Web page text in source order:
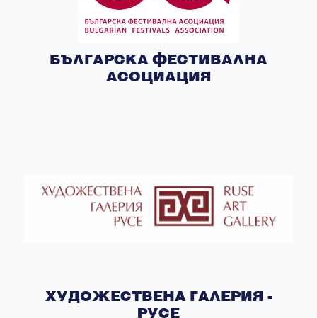
БЪЛГАРСКА ФЕСТИВАЛНА
АСОЦИАЦИЯ
ХУДОЖЕСТВЕНА ГАЛЕРИЯ -
РУСЕ